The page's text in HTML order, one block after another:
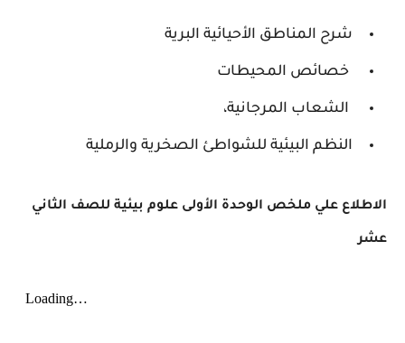
شرح المناطق الأحيائية البرية
خصائص المحيطات
الشعاب المرجانية،
النظم البيئية للشواطئ الصخرية والرملية
الاطلاع علي ملخص الوحدة الأولى علوم بيئية للصف الثاني
عشر